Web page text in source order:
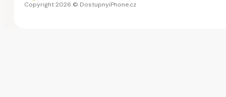
Copyright 2026 © DostupnyiPhone.cz